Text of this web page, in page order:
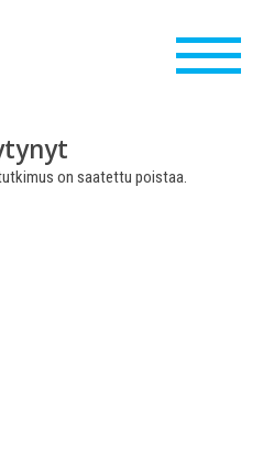
on saatettu poistaa.